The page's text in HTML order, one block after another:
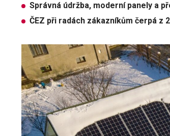
Správná údržba, moderní panely a
ČEZ při radách zákazníkům čerpá